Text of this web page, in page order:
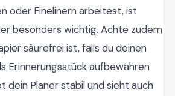
oder Finelinern arbeitest, ist
besonders wichtig. Achte zudem
säurefrei ist, falls du deinen
Erinnerungsstück aufbewahren
dein Planer stabil und sieht auch